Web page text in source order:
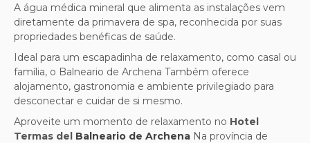
A água médica mineral que alimenta as instalações vem
diretamente da primavera de spa, reconhecida por suas
propriedades benéficas de saúde.
Ideal para um escapadinha de relaxamento, como casal ou
família, o Balneario de Archena Também oferece
alojamento, gastronomia e ambiente privilegiado para
desconectar e cuidar de si mesmo.
Aproveite um momento de relaxamento no Hotel
Termas del Balneario de Archena Na província de